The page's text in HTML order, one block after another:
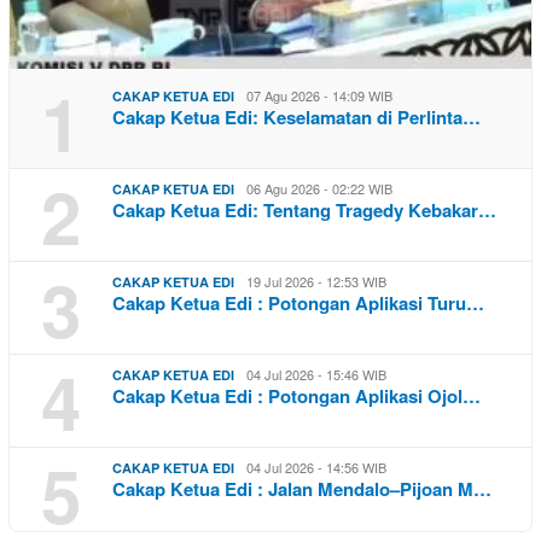
1 CAKAP KETUA EDI 07 Agu 2026 - 14:09 WIB
Cakap Ketua Edi: Keselamatan di Perlinta…
2 CAKAP KETUA EDI 06 Agu 2026 - 02:22 WIB
Cakap Ketua Edi: Tentang Tragedy Kebakar…
3 CAKAP KETUA EDI 19 Jul 2026 - 12:53 WIB
Cakap Ketua Edi : Potongan Aplikasi Turu…
4 CAKAP KETUA EDI 04 Jul 2026 - 15:46 WIB
Cakap Ketua Edi : Potongan Aplikasi Ojol…
5 CAKAP KETUA EDI 04 Jul 2026 - 14:56 WIB
Cakap Ketua Edi : Jalan Mendalo–Pijoan M…